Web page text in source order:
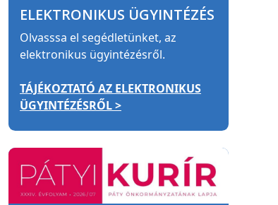
ELEKTRONIKUS ÜGYINTÉZÉS
Olvasssa el segédletünket, az
elektronikus ügyintézésről.
TÁJÉKOZTATÓ AZ ELEKTRONIKUS
ÜGYINTÉZÉSRŐL >